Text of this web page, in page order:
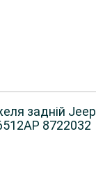
задній Jeep
8722032